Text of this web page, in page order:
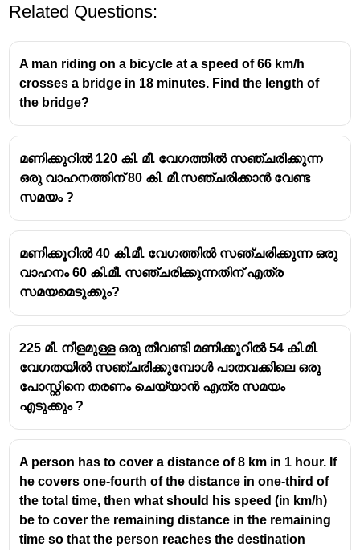
Related Questions:
A man riding on a bicycle at a speed of 66 km/h
crosses a bridge in 18 minutes. Find the length of
the bridge?
മണിക്കുറിൽ 120 കി. മീ. വേഗത്തിൽ സഞ്ചരിക്കുന്ന
ഒരു വാഹനത്തിന് 80 കി. മീ.സഞ്ചരിക്കാൻ വേണ്ട
സമയം ?
മണിക്കൂറിൽ 40 കി.മീ. വേഗത്തിൽ സഞ്ചരിക്കുന്ന ഒരു
വാഹനം 60 കി.മീ. സഞ്ചരിക്കുന്നതിന് എത്ര
സമയമെടുക്കും?
225 മീ. നീളമുള്ള ഒരു തീവണ്ടി മണിക്കൂറിൽ 54 കി.മി.
വേഗതയിൽ സഞ്ചരിക്കുമ്പോൾ പാതവക്കിലെ ഒരു
പോസ്റ്റിനെ തരണം ചെയ്യാൻ എത്ര സമയം
എടുക്കും ?
A person has to cover a distance of 8 km in 1 hour. If
he covers one-fourth of the distance in one-third of
the total time, then what should his speed (in km/h)
be to cover the remaining distance in the remaining
time so that the person reaches the destination